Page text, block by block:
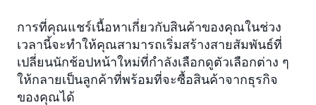
การที่คุณแชร์เนื้อหาเกี่ยวกับสินค้าของคุณในช่วง
เวลานี้จะทำให้คุณสามารถเริ่มสร้างสายสัมพันธ์ที่
เปลี่ยนนักช้อปหน้าใหม่ที่กำลังเลือกดูตัวเลือกต่าง ๆ
ให้กลายเป็นลูกค้าที่พร้อมที่จะซื้อสินค้าจากธุรกิจ
ของคุณได้